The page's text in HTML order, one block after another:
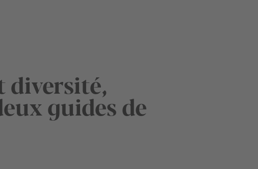
diversité,
guides de